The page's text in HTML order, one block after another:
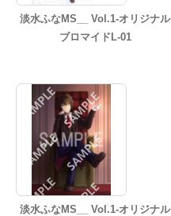
淡水ふなMS__ Vol.1-オリジナル
ブロマイドL-01
淡水ふなMS__ Vol.1-オリジナル